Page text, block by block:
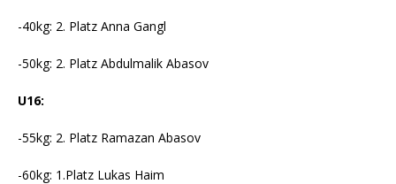
-40kg: 2. Platz Anna Gangl
-50kg: 2. Platz Abdulmalik Abasov
U16:
-55kg: 2. Platz Ramazan Abasov
-60kg: 1.Platz Lukas Haim